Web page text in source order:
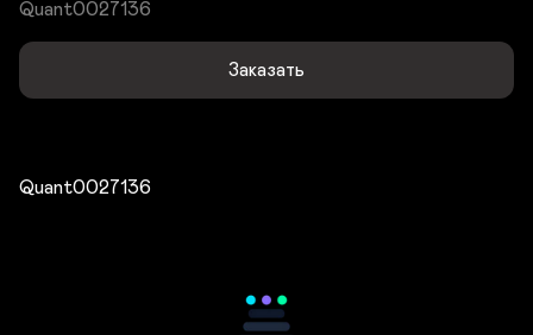
Quant0027136
Заказать
Quant0027136